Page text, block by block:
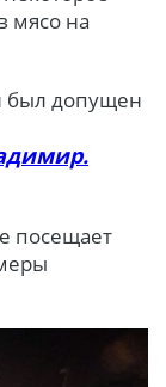
мясо на
был допущен
посещает